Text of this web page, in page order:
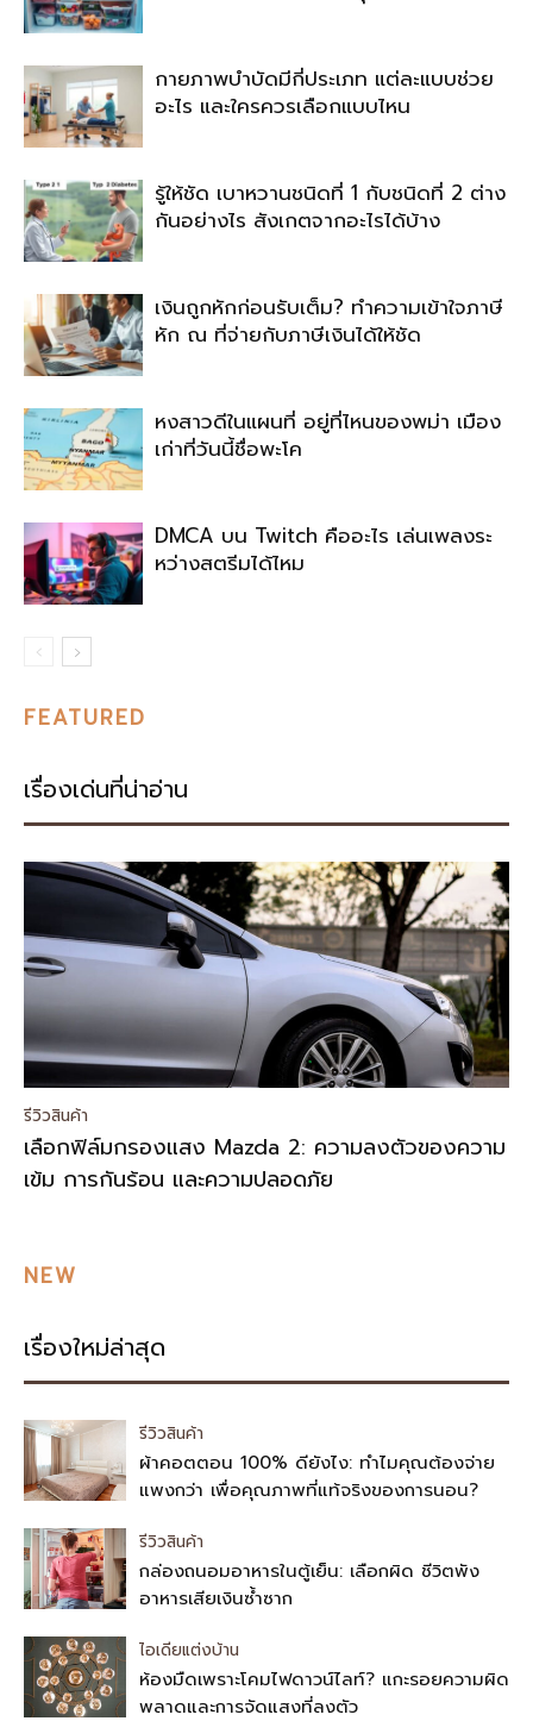
กายภาพบำบัดมีกี่ประเภท แต่ละแบบช่วย
อะไร และใครควรเลือกแบบไหน
รู้ให้ชัด เบาหวานชนิดที่ 1 กับชนิดที่ 2 ต่าง
กันอย่างไร สังเกตจากอะไรได้บ้าง
เงินถูกหักก่อนรับเต็ม? ทำความเข้าใจภาษี
หัก ณ ที่จ่ายกับภาษีเงินได้ให้ชัด
หงสาวดีในแผนที่ อยู่ที่ไหนของพม่า เมือง
เก่าที่วันนี้ชื่อพะโค
DMCA บน Twitch คืออะไร เล่นเพลงระ
หว่างสตรีมได้ไหม
FEATURED
เรื่องเด่นที่น่าอ่าน
รีวิวสินค้า
เลือกฟิล์มกรองแสง Mazda 2: ความลงตัวของความ
เข้ม การกันร้อน และความปลอดภัย
NEW
เรื่องใหม่ล่าสุด
รีวิวสินค้า
ผ้าคอตตอน 100% ดียังไง: ทำไมคุณต้องจ่าย
แพงกว่า เพื่อคุณภาพที่แท้จริงของการนอน?
รีวิวสินค้า
กล่องถนอมอาหารในตู้เย็น: เลือกผิด ชีวิตพัง
อาหารเสียเงินซ้ำซาก
ไอเดียแต่งบ้าน
ห้องมืดเพราะโคมไฟดาวน์ไลท์? แกะรอยความผิด
พลาดและการจัดแสงที่ลงตัว